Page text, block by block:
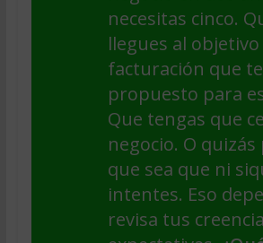
necesitas cinco.
llegues al objetivo
facturación que
propuesto para
Que tengas que
negocio. O quizás
que sea que ni
intentes. Eso
revisa tus